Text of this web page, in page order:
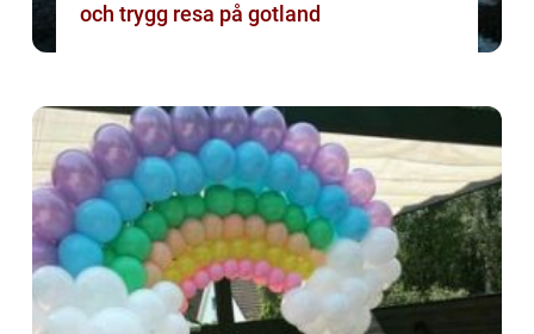
och trygg resa på gotland